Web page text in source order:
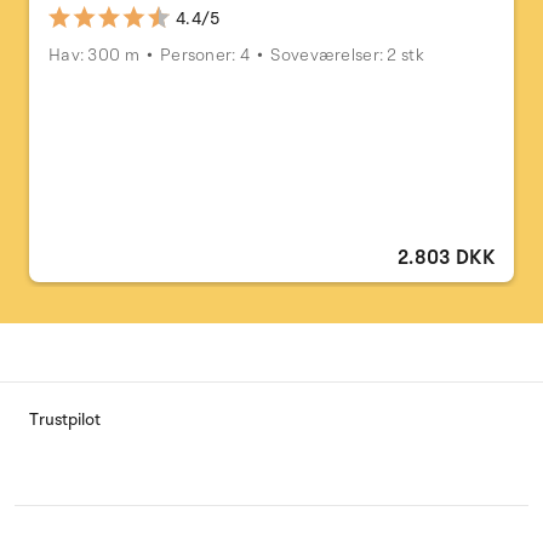
4.4/5
Hav: 300 m
Personer: 4 Soveværelser: 2 stk
2.803 DKK
Trustpilot